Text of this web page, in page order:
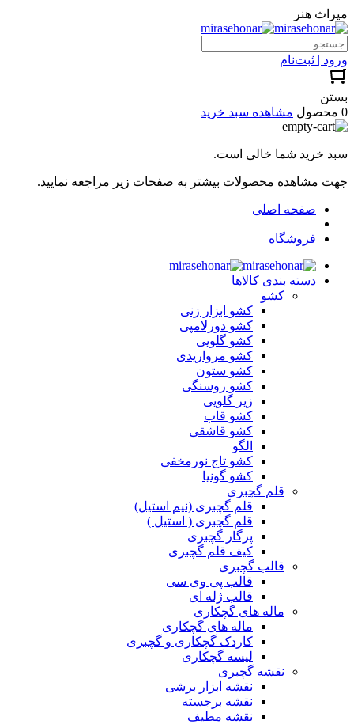
میراث هنر
ورود | ثبت‌نام
بستن
0 محصول
مشاهده سبد خرید
سبد خرید شما خالی است.
جهت مشاهده محصولات بیشتر به صفحات زیر مراجعه نمایید.
صفحه اصلی
فروشگاه
دسته بندی کالاها
کشو
کشو ابزار زنی
کشو دورلامپی
کشو گلویی
کشو مرواریدی
کشو ستون
کشو روسنگی
زیر گلویی
کشو قاب
کشو قاشقی
الگو
کشو تاج نورمخفی
کشو گونیا
قلم گچبری
قلم گچبری (نیم استیل)
قلم گچبری ( استیل )
پرگار گچبری
کیف قلم گچبری
قالب گچبری
قالب پی وی سی
قالب ژله ای
ماله های گچکاری
ماله های گچکاری
کاردک گچکاری و گچبری
لیسه گچکاری
نقشه گچبری
نقشه ابزار برشی
نقشه برجسته
نقشه مطیف